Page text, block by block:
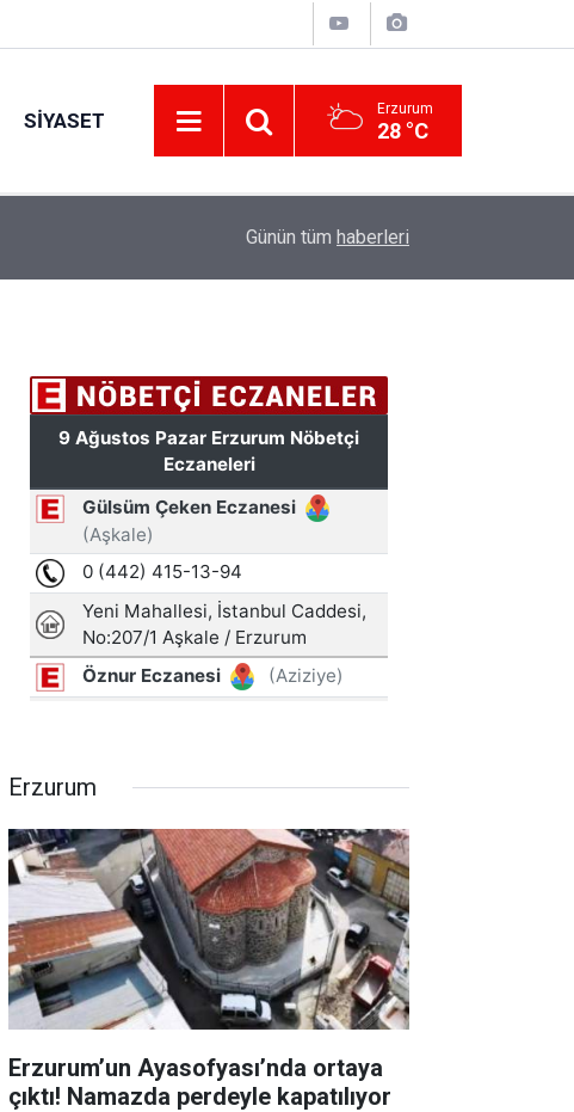
SIYASET Erzurum
28 °C
Günün tüm haberleri
Erzurum
Erzurum’un Ayasofyası’nda ortaya
çıktı! Namazda perdeyle kapatılıyor